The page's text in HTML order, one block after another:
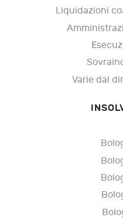
Liquidazioni
Varie dal